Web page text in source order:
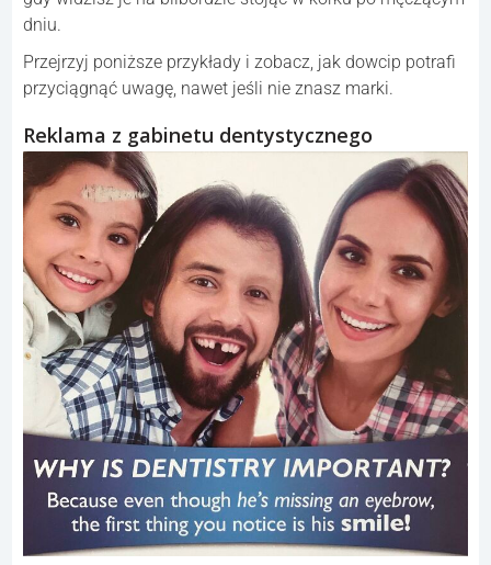
dniu.
Przejrzyj poniższe przykłady i zobacz, jak dowcip potrafi
przyciągnąć uwagę, nawet jeśli nie znasz marki.
Reklama z gabinetu dentystycznego